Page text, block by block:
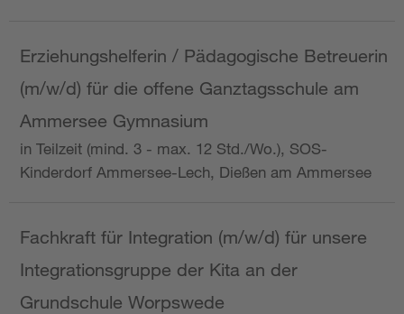
Erziehungshelferin / Pädagogische Betreuerin
(m/w/d) für die offene Ganztagsschule am
Ammersee Gymnasium
in Teilzeit (mind. 3 - max. 12 Std./Wo.), SOS-
Kinderdorf Ammersee-Lech, Dießen am Ammersee
Fachkraft für Integration (m/w/d) für unsere
Integrationsgruppe der Kita an der
Grundschule Worpswede